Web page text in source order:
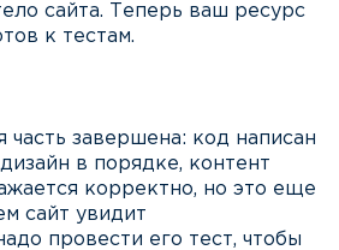
сайта. Теперь ваш ресурс
к тестам.
часть завершена: код написан
в порядке, контент
корректно, но это еще
сайт увидит
провести его тест, чтобы